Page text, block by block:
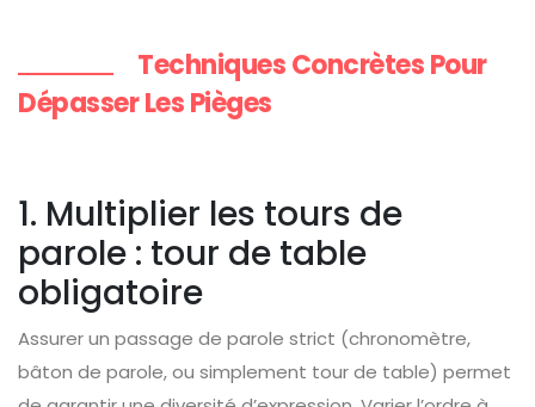
Techniques Concrètes Pour
Dépasser Les Pièges
1. Multiplier les tours de
parole : tour de table
obligatoire
Assurer un passage de parole strict (chronomètre,
bâton de parole, ou simplement tour de table) permet